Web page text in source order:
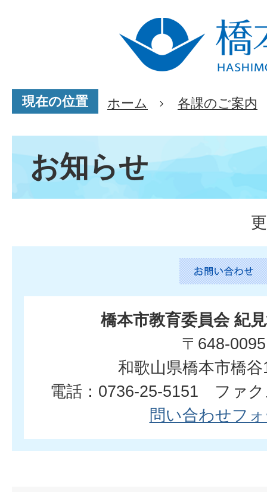
現在の位置 ホーム 各課のご案内
お知らせ
橋本市教育委員会 紀
〒648-0095
和歌山県橋本市橋
電話：0736-25-5151 ファク
問い合わせフ